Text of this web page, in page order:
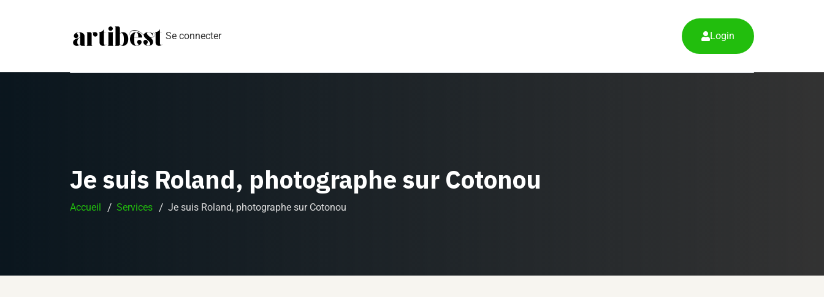
Se connecter Login
Je suis Roland, photographe sur Cotonou
Accueil Services Je suis Roland, photographe sur Cotonou